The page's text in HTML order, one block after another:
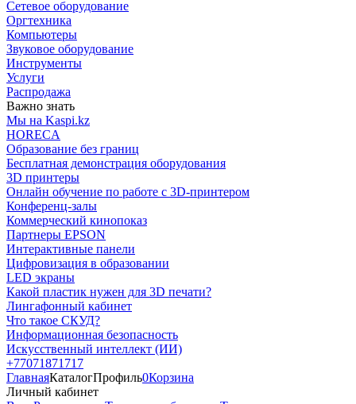
Сетевое оборудование
Оргтехника
Компьютеры
Звуковое оборудование
Инструменты
Услуги
Распродажа
Важно знать
Мы на Kaspi.kz
HORECA
Образование без границ
Бесплатная демонстрация оборудования
3D принтеры
Онлайн обучение по работе с 3D-принтером
Конференц-залы
Коммерческий кинопоказ
Партнеры EPSON
Интерактивные панели
Цифровизация в образовании
LED экраны
Какой пластик нужен для 3D печати?
Лингафонный кабинет
Что такое СКУД?
Информационная безопасность
Искусственный интеллект (ИИ)
+77071871717
ГлавнаяКаталогПрофиль0Корзина
Личный кабинет